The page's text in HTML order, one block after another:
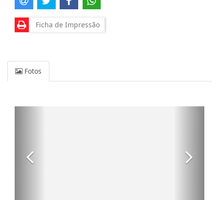
Ficha de Impressão
Fotos